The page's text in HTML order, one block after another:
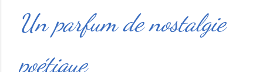
Un parfum de nostalgie
poétique